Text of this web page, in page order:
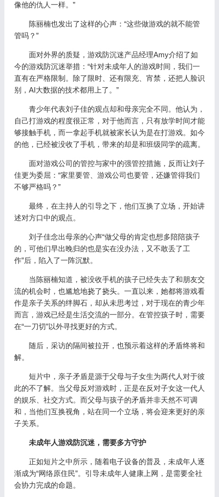
像他的仇人一样。”
陈丽楠也发出了这样的心声：“这些做游戏的就不能管
管吗？”
面对外界的质疑，游戏防沉迷产品经理Amy介绍了如
今的游戏防沉迷举措：“针对未成年人的游戏时间，我们一
直有在严格限制。除了限时、还有限充、宵禁，还把人脸识
别，AI大数据的技术都用上了。”
青少年代表刘子佳的观点却和母亲完全不同。他认为，
自己打游戏的程度很正常，对于他而言，只有放学时间才能
够接触手机，而一拿起手机就被家长认为是在打游戏。如今
的他，已经被没收了手机，带来的却是和班级同学的疏离。
面对游戏公司的管控与家中的强管控措施，反而让刘子
佳更为委屈：“家里要管、游戏公司也要管，还嫌管得我们
不够严格吗？”
最终，在主持人的引导之下，他们互换了立场，开始讲
述对方口中的观点。
刘子佳念出母亲的心声“做父母的肯定也想多陪陪孩子
的，可他们早出晚归的也是实在没办法，又不敢丢了工
作”后，陷入了一阵沉默。
当陈丽楠知道，被没收手机的孩子已经失去了和朋友交
流的机会时，也尴尬地挠了挠头。一直以来，她都将游戏看
作是亲子关系的绊脚石，却从未思考过，对于现在的青少年
而言，游戏已经是生活交流的一部分。在管控孩子时，需要
在“一刀切”以外寻找更好的方式。
随后，采访的隔间被拉开，也预示着这样的矛盾终将和
解。
短片中，亲子矛盾是源于父母与子女生为两代人对于彼
此的不了解。当父母反对游戏时，正是在反对子女这一代人
的娱乐、社交方式。而父母与孩子的矛盾并非天然不可调
和，当他们互换视角，站在同一个立场，将会迎来更好的亲
子关系。
未成年人游戏防沉迷 ，需要多方守护
正如短片之中所示，随着电子设备的普及，未成年人逐
渐成为“网络原住民”。引导未成年人健康上网，是需要全社
会协力完成的命题。